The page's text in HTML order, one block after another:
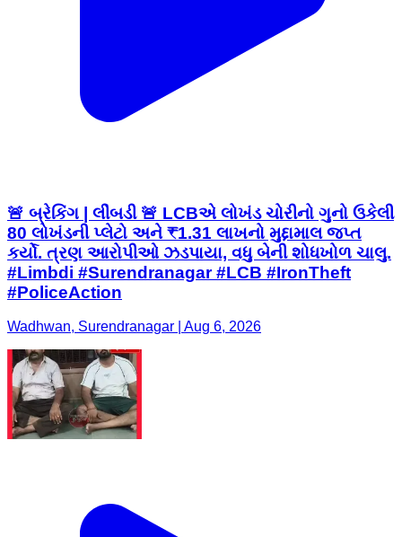
🚨 બ્રેકિંગ | લીંબડી 🚨 LCBએ લોખંડ ચોરીનો ગુનો ઉકેલી
80 લોખંડની પ્લેટો અને ₹1.31 લાખનો મુદ્દામાલ જપ્ત
કર્યો. ત્રણ આરોપીઓ ઝડપાયા, વધુ બેની શોધખોળ ચાલુ.
#Limbdi #Surendranagar #LCB #IronTheft
#PoliceAction
Wadhwan, Surendranagar | Aug 6, 2026